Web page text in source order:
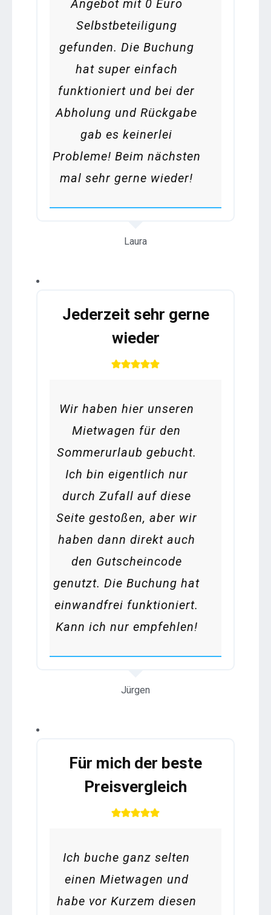
Angebot mit 0 Euro
Selbstbeteiligung
gefunden. Die Buchung
hat super einfach
funktioniert und bei der
Abholung und Rückgabe
gab es keinerlei
Probleme! Beim nächsten
mal sehr gerne wieder!
Laura
Jederzeit sehr gerne
wieder
Wir haben hier unseren
Mietwagen für den
Sommerurlaub gebucht.
Ich bin eigentlich nur
durch Zufall auf diese
Seite gestoßen, aber wir
haben dann direkt auch
den Gutscheincode
genutzt. Die Buchung hat
einwandfrei funktioniert.
Kann ich nur empfehlen!
Jürgen
Für mich der beste
Preisvergleich
Ich buche ganz selten
einen Mietwagen und
habe vor Kurzem diesen